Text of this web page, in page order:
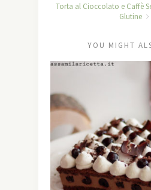
Torta al Cioccolato e Caffè
Glutine
YOU MIGHT